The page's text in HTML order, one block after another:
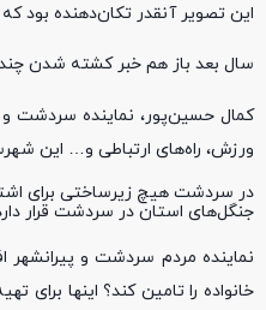
این تصویر آنقدر تکان‌دهنده بود
سال بعد باز هم خبر کشته شدن
کمال حسین‌پور، نماینده سردشت
ورزش، راه‌های ارتباطی و… این
جنگل‌های استان در سردشت قرار
نماینده مردم سردشت و
خانواده را تامین کند؟ اینها